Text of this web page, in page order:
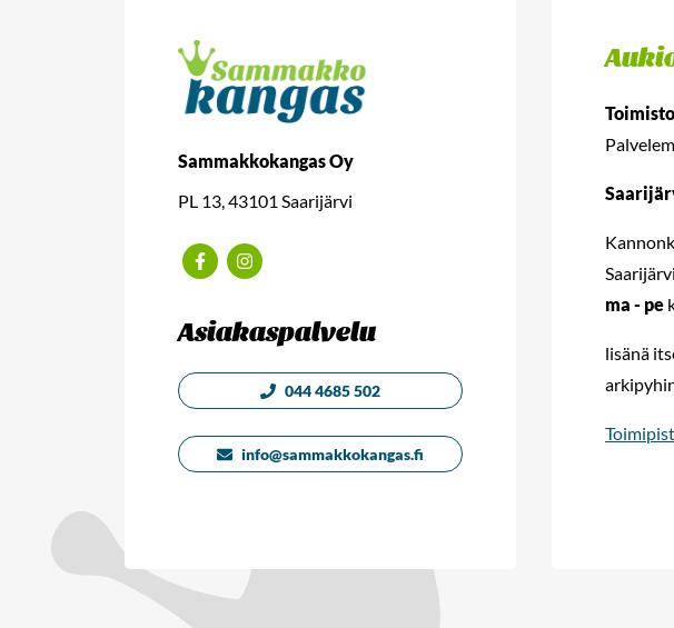
Sammakkokangas Oy
PL 13, 43101 Saarijärvi
FacebookInstagram
Asiakaspalvelu
044 4685 502
info@sammakkokangas.fi
Saarijärvi
ma - pe
lisänä